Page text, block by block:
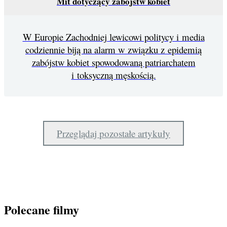
W Europie Zachodniej lewicowi politycy i media
codziennie biją na alarm w związku z epidemią
zabójstw kobiet spowodowaną patriarchatem
i toksyczną męskością.
Przeglądaj pozostałe artykuły
Polecane filmy